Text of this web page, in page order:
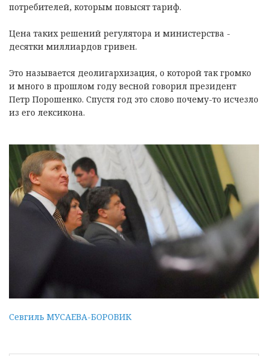
потребителей, которым повысят тариф.
Цена таких решений регулятора и министерства -
десятки миллиардов гривен.
Это называется деолигархизация, о которой так громко
и много в прошлом году весной говорил президент
Петр Порошенко. Спустя год это слово почему-то исчезло
из его лексикона.
Севгиль МУСАЕВА-БОРОВИК